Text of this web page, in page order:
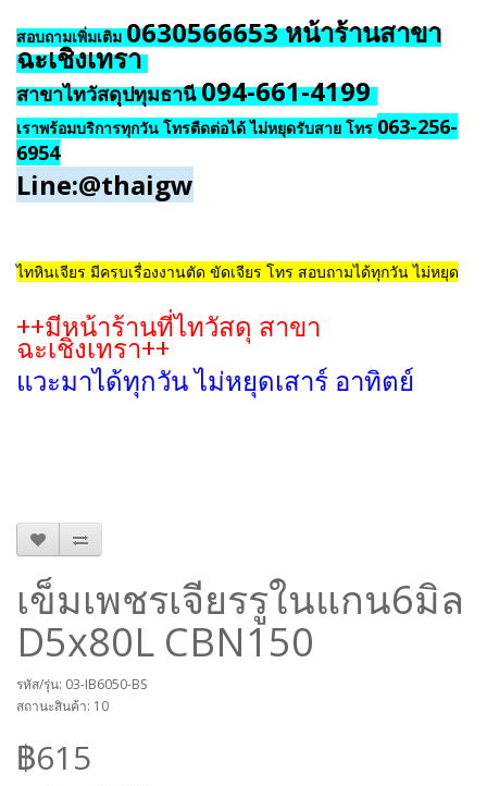
สอบถามเพิ่มเติม 0630566653 หน้าร้านสาขา
ฉะเชิงเทรา
สาขาไทวัสดุปทุมธานี094-661-4199
เราพร้อมบริการทุกวัน โทรตืดต่อได้ ไม่หยุดรับสาย โทร 063-256-
6954
Line:@thaigw
ไทหินเจียร มีครบเรื่องงานตัด ขัดเจียร โทร สอบถามได้ทุกวัน ไม่หยุด
++มีหน้าร้านที่ไทวัสดุ สาขา
ฉะเชิงเทรา++
แวะมาได้ทุกวัน ไม่หยุดเสาร์ อาทิตย์
เข็มเพชรเจียรรูในแกน6มิล
D5x80L CBN150
รหัส/รุ่น: 03-IB6050-BS
สถานะสินค้า: 10
฿615